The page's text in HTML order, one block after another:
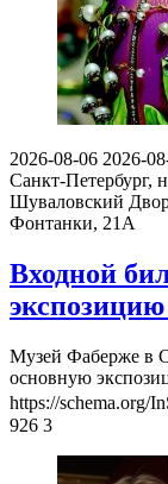
2026-08-06 2026-
Санкт-Петербург,
Шуваловский
Фонтанки, 21А
Входной
Музей Фаберже в
основную
https://schema.org/
926 3